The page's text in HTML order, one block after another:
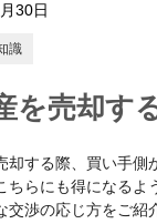
30日
識
を売却す
却する際、買い手側
ちらにも得になるよ
交渉の応じ方をご紹